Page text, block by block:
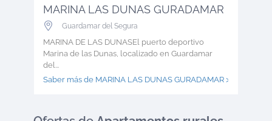
MARINA LAS DUNAS GURADAMAR
Guardamar del Segura
MARINA DE LAS DUNASEl puerto deportivo
Marina de las Dunas, localizado en Guardamar
del...
Saber más de MARINA LAS DUNAS GURADAMAR >